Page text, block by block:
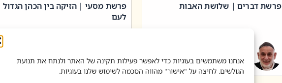
אנחנו משתמשים בעוגיות כדי לאפשר פעילות תקינה של האתר ולנתח את תנועת
הגולשים. לחיצה על "אישור" מהווה הסכמה לשימוש שלנו בעוגיות.
פרשת דברים | שלושת האבות
פרשת מסעי | הזיקה בין הכהן הגדול
לעם